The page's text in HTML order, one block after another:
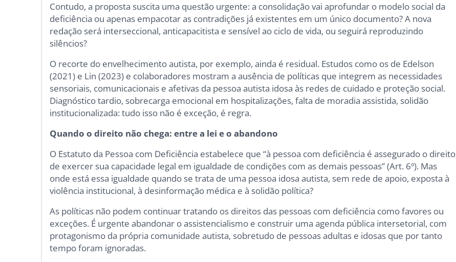
Contudo, a proposta suscita uma questão urgente: a consolidação vai aprofundar o modelo social da
deficiência ou apenas empacotar as contradições já existentes em um único documento? A nova
redação será interseccional, anticapacitista e sensível ao ciclo de vida, ou seguirá reproduzindo
silêncios?
O recorte do envelhecimento autista, por exemplo, ainda é residual. Estudos como os de Edelson
(2021) e Lin (2023) e colaboradores mostram a ausência de políticas que integrem as necessidades
sensoriais, comunicacionais e afetivas da pessoa autista idosa às redes de cuidado e proteção social.
Diagnóstico tardio, sobrecarga emocional em hospitalizações, falta de moradia assistida, solidão
institucionalizada: tudo isso não é exceção, é regra.
Quando o direito não chega: entre a lei e o abandono
O Estatuto da Pessoa com Deficiência estabelece que “à pessoa com deficiência é assegurado o direito
de exercer sua capacidade legal em igualdade de condições com as demais pessoas” (Art. 6º). Mas
onde está essa igualdade quando se trata de uma pessoa idosa autista, sem rede de apoio, exposta à
violência institucional, à desinformação médica e à solidão política?
As políticas não podem continuar tratando os direitos das pessoas com deficiência como favores ou
exceções. É urgente abandonar o assistencialismo e construir uma agenda pública intersetorial, com
protagonismo da própria comunidade autista, sobretudo de pessoas adultas e idosas que por tanto
tempo foram ignoradas.